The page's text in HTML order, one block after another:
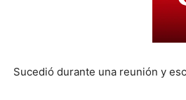
Sucedió durante una reunión y